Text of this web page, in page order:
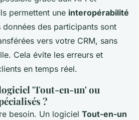
permettent une interopérabilité
des participants sont
vers votre CRM, sans
Cela évite les erreurs et
en temps réel.
'Tout-en-un' ou
?
besoin. Un logiciel Tout-en-un